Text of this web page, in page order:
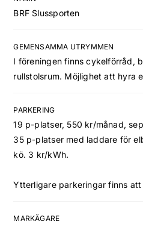
BRF Slussporten
GEMENSAMMA UTRYMMEN
I föreningen finns cykelförråd,
rullstolsrum. Möjlighet att hyra
PARKERING
19 p-platser, 550 kr/månad,
35 p-platser med laddare för
kö. 3 kr/kWh.
Ytterligare parkeringar finns
MARKÄGARE